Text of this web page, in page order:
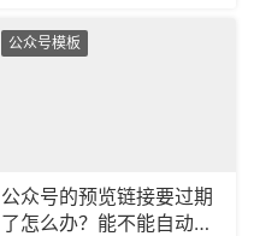
公众号模板
公众号的预览链接要过期
了怎么办？能不能自动更